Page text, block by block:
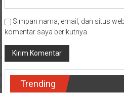
Simpan nama, email, dan situs
komentar saya berikutnya.
Trending